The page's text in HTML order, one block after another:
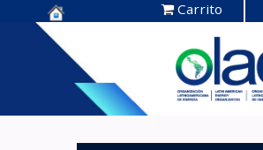
Centro de
Documentación
OLADE -
Carrito